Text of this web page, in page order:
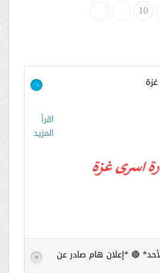
10
» النهاية
>
اقرأ
المزيد
🔴 *إعلان هام صادر عن >